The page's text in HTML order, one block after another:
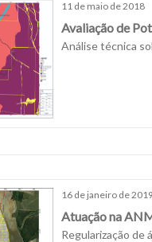
11 de maio de 2018
Avaliação de
Análise técnica
16 de janeiro de 2019
Atuação na
Regularização de